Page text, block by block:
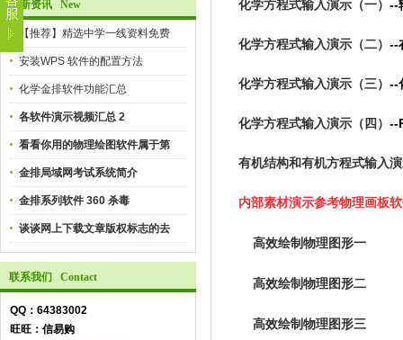
最新资讯 New
【推荐】精选中学一线资料免费
安装WPS 软件的配置方法
化学金排软件功能汇总
各软件演示视频汇总 2
看看你用的物理绘图软件属于第
金排局域网考试系统简介
金排系列软件 360 杀毒
谈谈网上下载文章版权标志的去
联系我们 Contact
QQ：64383002
旺旺：信易购
化学方程式输入演示（一） --
化学方程式输入演示（二） --
化学方程式输入演示（三） --
化学方程式输入演示（四） --
有机结构和有机方程式输入
内部素材演示参考物理画板
高效绘制物理图形一
高效绘制物理图形二
高效绘制物理图形三